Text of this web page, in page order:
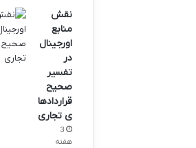
نقش
منابع
اورجینال
در
تفسیر
صحیح
قراردادها
ی تجاری
3
هفته